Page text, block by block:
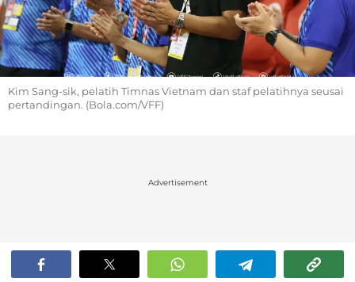
Kim Sang-sik, pelatih Timnas Vietnam dan staf pelatihnya seusai
pertandingan. (Bola.com/VFF)
Advertisement